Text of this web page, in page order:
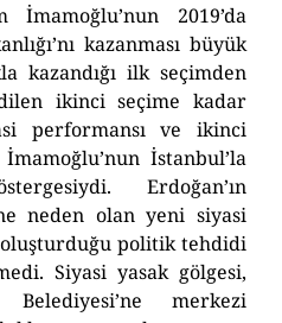
2019’da
kazanması büyük
kazandığı ilk seçimden
ikinci seçime kadar
performansı ve ikinci
İstanbul’la
Erdoğan’ın
neden olan yeni siyasi
politik tehdidi
Siyasi yasak gölgesi,
merkezi